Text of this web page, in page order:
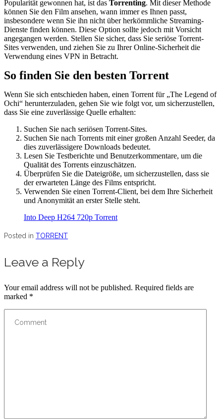
Popularität gewonnen hat, ist das Torrenting. Mit dieser Methode
können Sie den Film ansehen, wann immer es Ihnen passt,
insbesondere wenn Sie ihn nicht über herkömmliche Streaming-
Dienste finden können. Diese Option sollte jedoch mit Vorsicht
angegangen werden. Stellen Sie sicher, dass Sie seriöse Torrent-
Sites verwenden, und ziehen Sie zu Ihrer Online-Sicherheit die
Verwendung eines VPN in Betracht.
So finden Sie den besten Torrent
Wenn Sie sich entschieden haben, einen Torrent für „The Legend of
Ochi“ herunterzuladen, gehen Sie wie folgt vor, um sicherzustellen,
dass Sie eine zuverlässige Quelle erhalten:
Suchen Sie nach seriösen Torrent-Sites.
Suchen Sie nach Torrents mit einer großen Anzahl Seeder, da
dies zuverlässigere Downloads bedeutet.
Lesen Sie Testberichte und Benutzerkommentare, um die
Qualität des Torrents einzuschätzen.
Überprüfen Sie die Dateigröße, um sicherzustellen, dass sie
der erwarteten Länge des Films entspricht.
Verwenden Sie einen Torrent-Client, bei dem Ihre Sicherheit
und Anonymität an erster Stelle steht.
Into Deep H264 720p Torrent
Posted in TORRENT
Leave a Reply
Your email address will not be published. Required fields are
marked *